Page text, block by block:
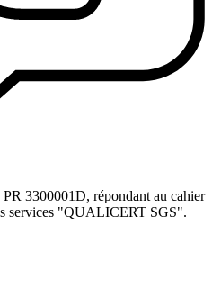
3300001D, répondant au cahier
services "QUALICERT SGS".